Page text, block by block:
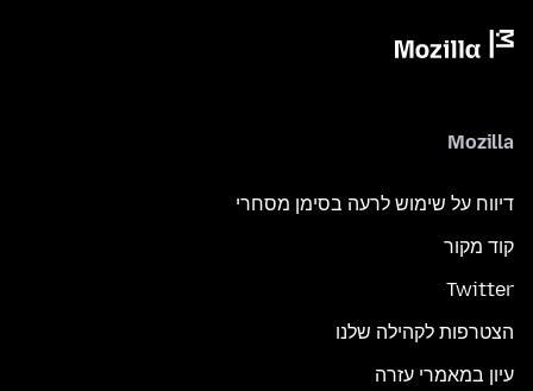
Mozilla
דיווח על שימוש לרעה בסימן מסחרי
קוד מקור
Twitter
הצטרפות לקהילה שלנו
עיון במאמרי עזרה